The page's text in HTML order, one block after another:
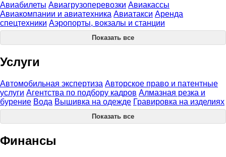
Авиабилеты Авиагрузоперевозки Авиакассы
Авиакомпании и авиатехника Авиатакси Аренда
спецтехники Аэропорты, вокзалы и станции
Показать все
Услуги
Автомобильная экспертиза Авторское право и патентные
услуги Агентства по подбору кадров Алмазная резка и
бурение Вода Вышивка на одежде Гравировка на изделиях
Показать все
Финансы